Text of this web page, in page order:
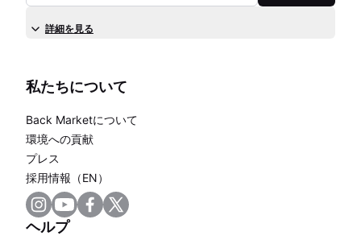
詳細を見る
私たちについて
Back Marketについて
環境への貢献
プレス
採用情報（EN）
ヘルプ